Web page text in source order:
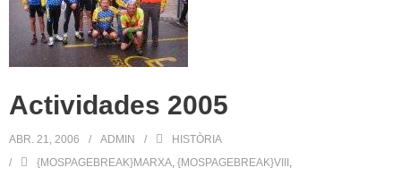
Actividades 2005
ABR. 21, 2006 ADMIN
HISTÒRIA
{MOSPAGEBREAK}MARXA, {MOSPAGEBREAK}VIII ,